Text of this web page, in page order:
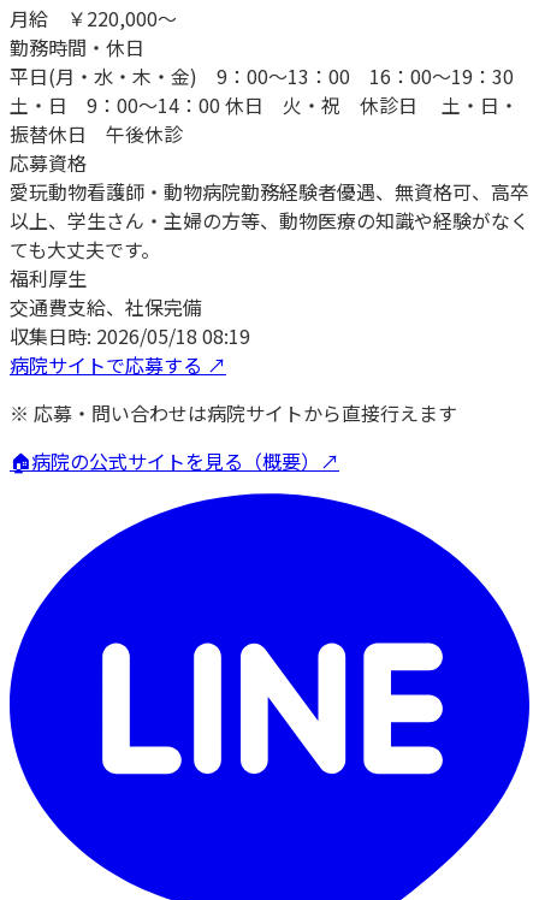
月給 ￥220,000～
勤務時間・休日
平日(月・水・木・金) 9：00～13：00 16：00～19：30
土・日 9：00～14：00 休日 火・祝 休診日 土・日・
振替休日 午後休診
応募資格
愛玩動物看護師・動物病院勤務経験者優遇、無資格可、高卒
以上、学生さん・主婦の方等、動物医療の知識や経験がなく
ても大丈夫です。
福利厚生
交通費支給、社保完備
収集日時: 2026/05/18 08:19
病院サイトで応募する ↗
※ 応募・問い合わせは病院サイトから直接行えます
🏠病院の公式サイトを見る（概要）↗